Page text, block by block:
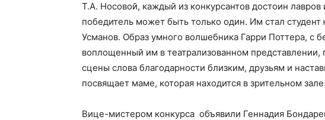
Т.А. Носовой, каждый из конкурсантов достоин
победитель может быть только один. Им стал студент
Усманов. Образ умного волшебника Гарри Поттера, с
воплощенный им в театрализованном представлении,
сцены слова благодарности близким, друзьям и
посвящает маме, которая находится в зрительном зале.
Вице-мистером конкурса объявили Геннадия